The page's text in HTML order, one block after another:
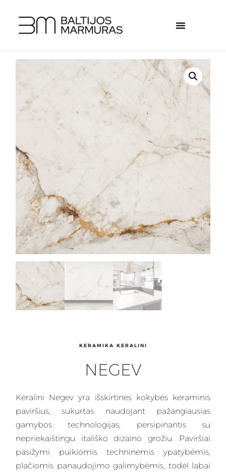
KERAMIKA KERALINI
NEGEV
Keralini Negev yra išskirtinės kokybės keraminis
paviršius, sukurtas naudojant pažangiausias
gamybos technologijas, persipinantis su
nepriekaištingu itališko dizaino grožiu.
Paviršiai
pasižymi puikiomis techninėmis ypatybėmis,
plačiomis panaudojimo galimybėmis, todėl labai